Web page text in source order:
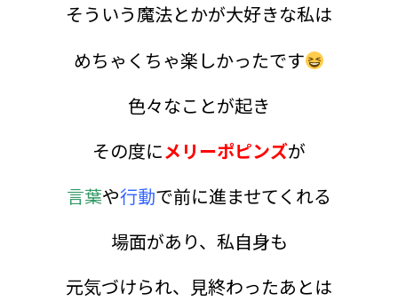
そういう魔法とかが大好きな私は
めちゃくちゃ楽しかったです
色々なことが起き
その度にメリーポピンズが
言葉や行動で前に進ませてくれる
場面があり、私自身も
元気づけられ、見終わったあとは